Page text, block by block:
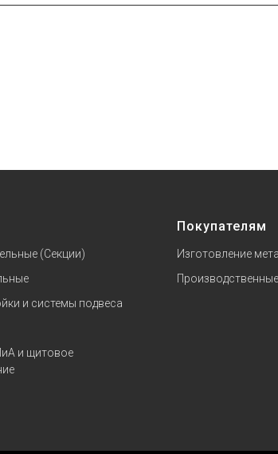
(Секции)
и системы подвеса
и щитовое
Покупателям
Изготовление